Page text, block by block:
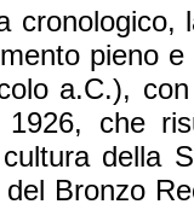
cronologico,
pieno
a.C.),
1926, che
della
Bronzo